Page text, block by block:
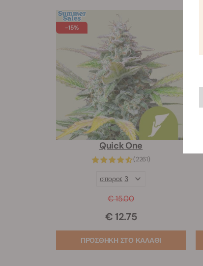
-15%
Quick One
(2261)
€ 15.00
€ 12.75
σποροι: 3